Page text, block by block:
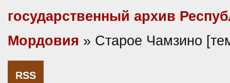
государственный архив
Мордовия » Старое Чамзино
RSS